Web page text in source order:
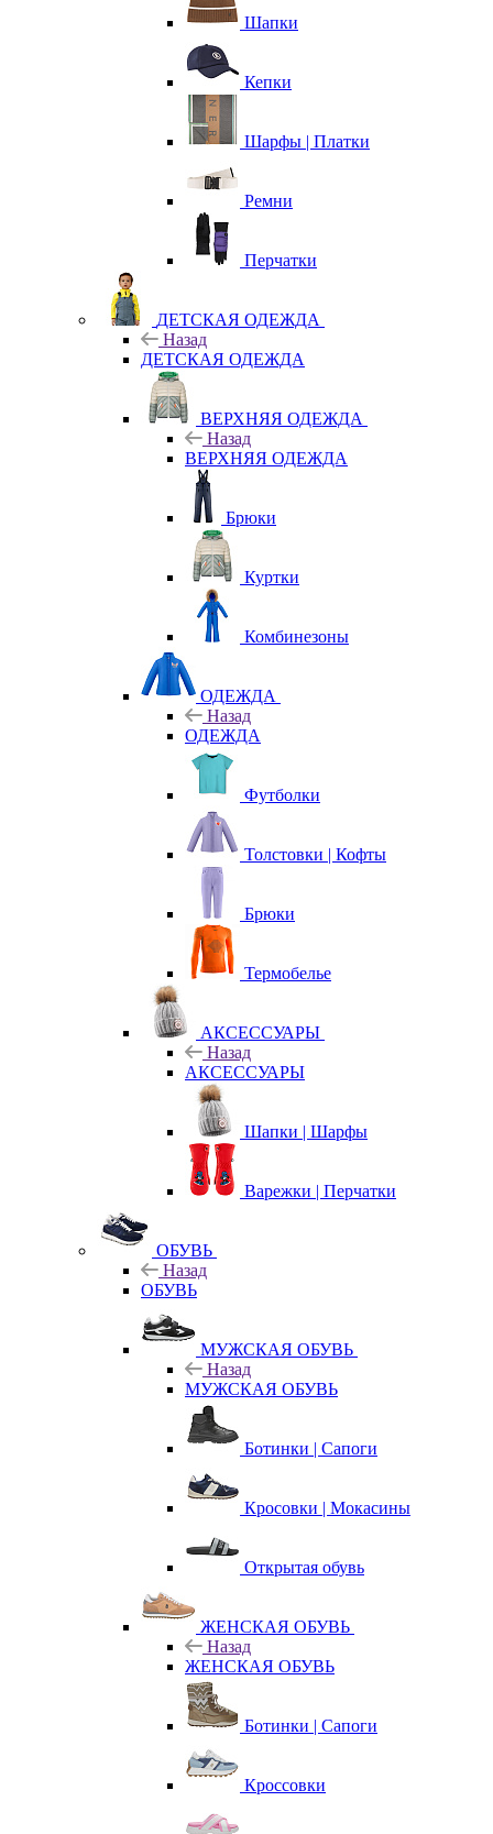
Шапки
Кепки
Шарфы | Платки
Ремни
Перчатки
ДЕТСКАЯ ОДЕЖДА
Назад
ДЕТСКАЯ ОДЕЖДА
ВЕРХНЯЯ ОДЕЖДА
Назад
ВЕРХНЯЯ ОДЕЖДА
Брюки
Куртки
Комбинезоны
ОДЕЖДА
Назад
ОДЕЖДА
Футболки
Толстовки | Кофты
Брюки
Термобелье
АКСЕССУАРЫ
Назад
АКСЕССУАРЫ
Шапки | Шарфы
Варежки | Перчатки
ОБУВЬ
Назад
ОБУВЬ
МУЖСКАЯ ОБУВЬ
Назад
МУЖСКАЯ ОБУВЬ
Ботинки | Сапоги
Кросовки | Мокасины
Открытая обувь
ЖЕНСКАЯ ОБУВЬ
Назад
ЖЕНСКАЯ ОБУВЬ
Ботинки | Сапоги
Кроссовки